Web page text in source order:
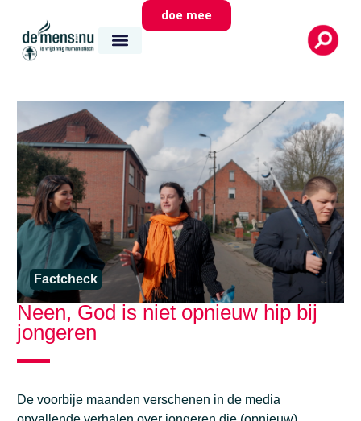
doe mee
Factcheck
Neen, God is niet opnieuw hip bij
jongeren
De voorbije maanden verschenen in de media